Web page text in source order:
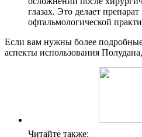
глазах. Это делает
офтальмологической
Если вам нужны более
аспекты использования
Читайте также: